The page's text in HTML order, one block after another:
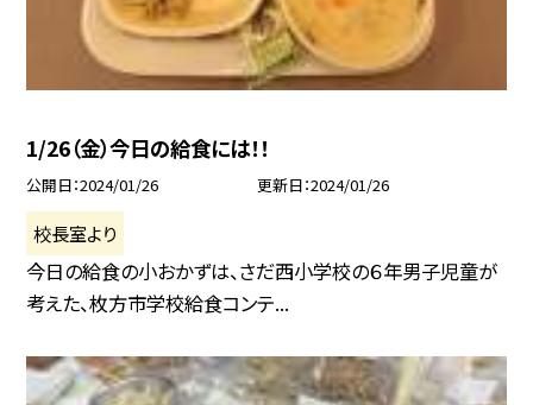
1/26（金）今日の給食には！！
公開日 2024/01/26 更新日 2024/01/26
校長室より
今日の給食の小おかずは、さだ西小学校の６年男子児童が
考えた、枚方市学校給食コンテ...